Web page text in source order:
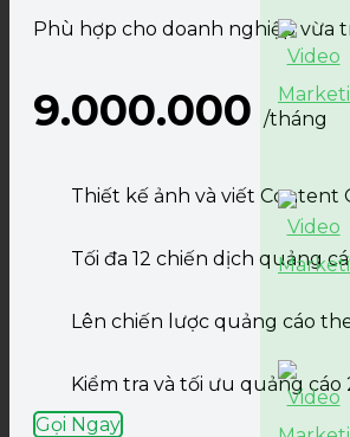
Phù hợp cho doanh nghiệp vừa
9.000.000 /tháng
Thiết kế ảnh và viết Content
Tối đa 12 chiến dịch quảng
Lên chiến lược quảng cáo
Kiểm tra và tối ưu quảng cáo
Gọi Ngay